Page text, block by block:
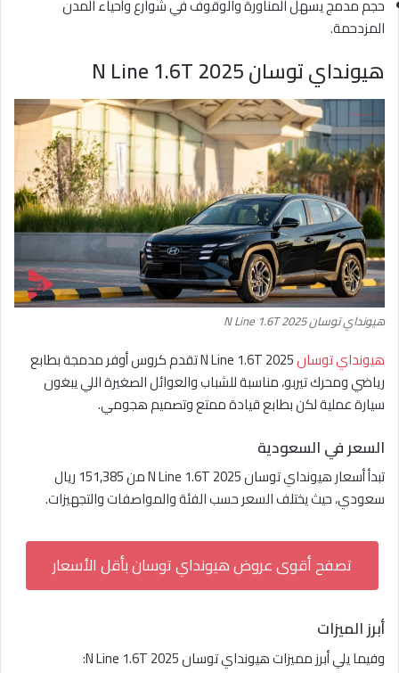
حجم مدمج يسهل المناورة والوقوف في شوارع وأحياء المدن
المزدحمة.
هيونداي توسان N Line 1.6T 2025
هيونداي توسان N Line 1.6T 2025
هيونداي توسان
N Line 1.6T 2025 تقدم كروس أوفر مدمجة بطابع
رياضي ومحرك تيربو، مناسبة للشباب والعوائل الصغيرة اللي يبغون
سيارة عملية لكن بطابع قيادة ممتع وتصميم هجومي.
السعر في السعودية
تبدأ أسعار هيونداي توسان N Line 1.6T 2025 من 151,385 ريال
سعودي، حيث يختلف السعر حسب الفئة والمواصفات والتجهيزات.
تصفح أقوى عروض هيونداي توسان بأقل الأسعار
أبرز الميزات
وفيما يلي أبرز مميزات هيونداي توسان N Line 1.6T 2025: